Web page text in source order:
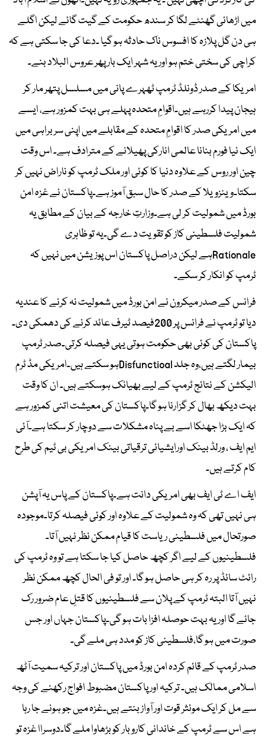
میں اڑھائی گھنٹے لگا کر سندھ حکومت کے گیت گائے لیکن اگلے
ہی دن گل پلازہ کا افسوس ناک حادثہ ہو گیا ۔دعا کی جا سکتی ہے کہ
کراچی کی سختی ختم ہو اور یہ شہر ایک بار پھر عروس البلاد بنے۔
امریکا کے صدر ڈونلڈ ٹرمپ ٹھہرے پانی میں مسلسل پتھر مار کر
ہیجان پیدا کررہے ہیں۔اقوامِ متحدہ پہلے ہی بہت کمزور ہے، ایسے
میں امریکی صدر کا اقوامِ متحدہ کے مقابلے میں اپنی سربراہی میں
ایک نیا فورم بنانا عالمی انارکی پھیلانے کے مترادف ہے۔ اس وقت
چین اور روس کے علاوہ دنیا کا کوئی اور ملک ٹرمپ کو ناراض نہیں کر
سکتا۔وینزویلا کے صدر کا حال سبق آموز ہے۔پاکستان نے غزہ امن
بورڈ میں شمولیت کر لی ہے۔وزارتِ خارجہ کے بیان کے مطابق یہ
شمولیت فلسطینی کاز کو تقویت دے گی۔یہ تو ظاہری
Rationaleہے لیکن دراصل پاکستان اس پوزیشن میں نہیں کہ
ٹرمپ کو انکار کر سکے۔
فرانس کے صدر میکرون نے امن بورڈ میں شمولیت نہ کرنے کا عندیہ
دیا تو ٹرمپ نے فرانس پر 200فیصد ٹیرف عائد کرنے کی دھمکی دی۔
پاکستان کی کوئی بھی حکومت ہوتی یہی فیصلہ کرتی۔صدر ٹرمپ
بیمار لگتے ہیں،وہ جلد Disfunctioalہو سکتے ہیں۔امریکی مڈ ٹرم
الیکشن کے نتائج ٹرمپ کے لیے بھیانک ہوسکتے ہیں۔ ان کا وقت
بہت دیکھ بھال کر گزارنا ہو گا۔پاکستان کی معیشت اتنی کمزور ہے
کہ ایک بڑا جھٹکا اسے بے پناہ مشکلات سے دوچار کر سکتا ہے۔آئی
ایم ایف ، ورلڈ بینک اورایشیائی ترقیاتی بینک امریکی بی ٹیم کی طرح
کام کرتے ہیں۔
ایف اے ٹی ایف بھی امریکی دانت ہے۔پاکستان کے پاس یہ آپشن
ہی نہیں تھی کہ وہ شمولیت کے علاوہ اور کوئی فیصلہ کرتا۔موجودہ
صورتحال میں فلسطینی ریاست کا قیام ممکن نظر نہیں آتا۔
فلسطینیوں کے لیے اگر کچھ حاصل کیا جا سکتا ہے تو وہ ٹرمپ کی
رائٹ سائڈ پر رہ کر ہی حاصل ہو گا۔ اور تو فی الحال کچھ ممکن نظر
نہیں آتا البتہ ٹرمپ کے پلان سے فلسطینیوں کا قتلِ عام ضرور رک
جائے گا اور یہ بہت حوصلہ افزا بات ہو گی۔پاکستان جہاں اور جس
صورت میں ہو گا،فلسطینی کاز کو مدد ہی ملے گی۔
صدر ٹرمپ کے قائم کردہ امن بورڈ میں پاکستان اور ترکیہ سمیت آٹھ
اسلامی ممالک ہیں۔ ترکیہ اور پاکستان مضبوط افواج رکھنے کی وجہ
سے مل کر ایک موئثر قوت اور آواز بنتے ہیں۔غزہ میں جو ہونے جا رہا
ہے اس سے ٹرمپ کے خاندانی کاروبار کو بڑھاوا ملے گا۔دوسراا غزہ تو